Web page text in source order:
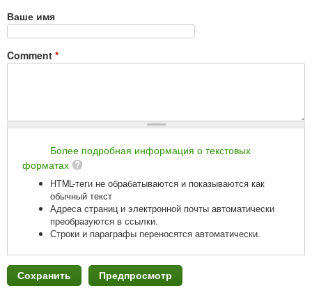
Ваше имя
Comment *
Более подробная информация о текстовых
форматах
HTML-теги не обрабатываются и показываются как
обычный текст
Адреса страниц и электронной почты автоматически
преобразуются в ссылки.
Строки и параграфы переносятся автоматически.